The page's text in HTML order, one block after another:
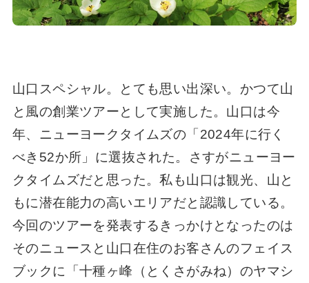
山口スペシャル。とても思い出深い。かつて山
と風の創業ツアーとして実施した。山口は今
年、ニューヨークタイムズの「2024年に行く
べき52か所」に選抜された。さすがニューヨー
クタイムズだと思った。私も山口は観光、山と
もに潜在能力の高いエリアだと認識している。
今回のツアーを発表するきっかけとなったのは
そのニュースと山口在住のお客さんのフェイス
ブックに「十種ヶ峰（とくさがみね）のヤマシ